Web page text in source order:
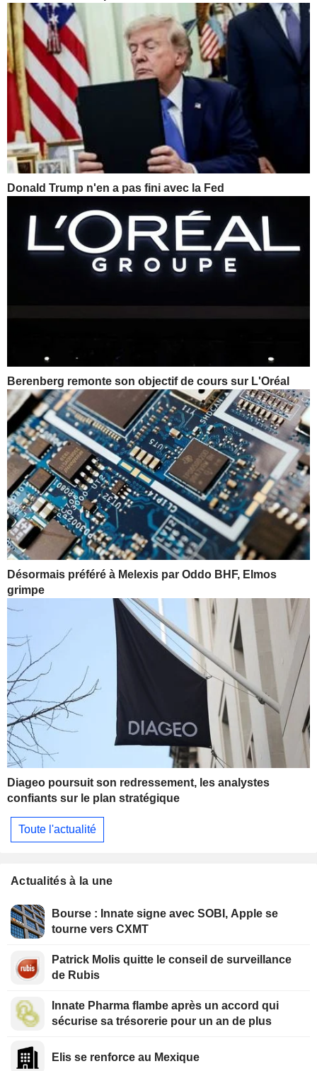
Donald Trump n'en a pas fini avec la Fed
Berenberg remonte son objectif de cours sur L'Oréal
Désormais préféré à Melexis par Oddo BHF, Elmos
grimpe
Diageo poursuit son redressement, les analystes
confiants sur le plan stratégique
Toute l'actualité
Actualités à la une
Bourse : Innate signe avec SOBI, Apple se
tourne vers CXMT
Patrick Molis quitte le conseil de surveillance
de Rubis
Innate Pharma flambe après un accord qui
sécurise sa trésorerie pour un an de plus
Elis se renforce au Mexique